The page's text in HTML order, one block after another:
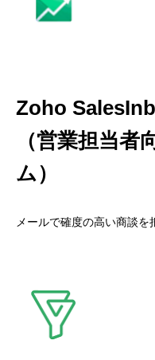
Zoho
（営業担当
ム）
メールで確度の高い商談を